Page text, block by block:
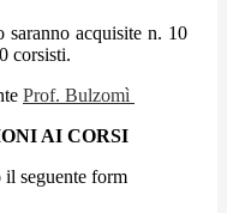
saranno acquisite n. 10
corsisti.
Prof. Bulzomì
AI CORSI
il seguente form